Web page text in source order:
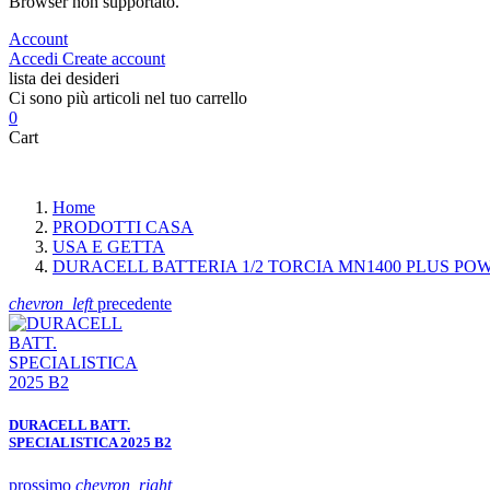
Account
Accedi Create account
lista dei desideri
Ci sono più articoli nel tuo carrello
0
Cart
Home
PRODOTTI CASA
USA E GETTA
DURACELL BATTERIA 1/2 TORCIA MN1400 PLUS
chevron_leftprecedente
DURACELL BATT.
SPECIALISTICA 2025 B2
prossimo chevron_right